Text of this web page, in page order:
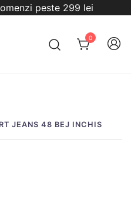
peste 299 lei
0
JEANS 48 BEJ INCHIS